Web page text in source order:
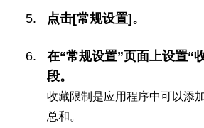
点击[常规设置]。
在“常规设置”页面上设置“
段。
收藏限制是应用程序中可以添
总和。